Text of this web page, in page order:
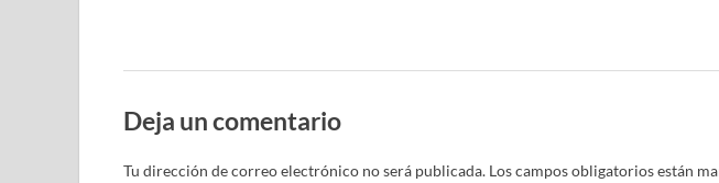
Deja un comentario
Tu dirección de correo electrónico no será publicada. Los campos obligatorios están